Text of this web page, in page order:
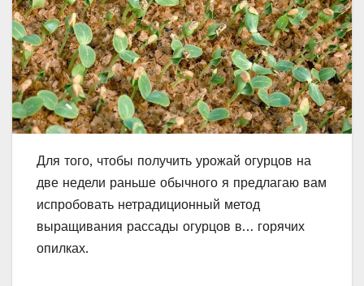
Для того, чтобы получить урожай огурцов на
две недели раньше обычного я предлагаю вам
испробовать нетрадиционный метод
выращивания рассады огурцов в… горячих
опилках.